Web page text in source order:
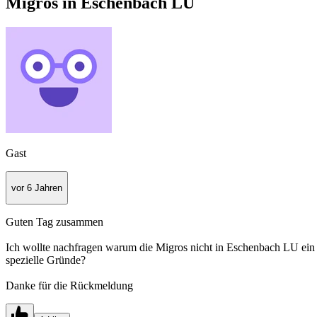
Gast
vor 6 Jahren
Guten Tag zusammen
Ich wollte nachfragen warum die Migros nicht in Eschenbach LU
spezielle Gründe?
Danke für die Rückmeldung